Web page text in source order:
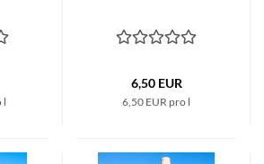
l
6,50 EUR
6,50 EUR pro l